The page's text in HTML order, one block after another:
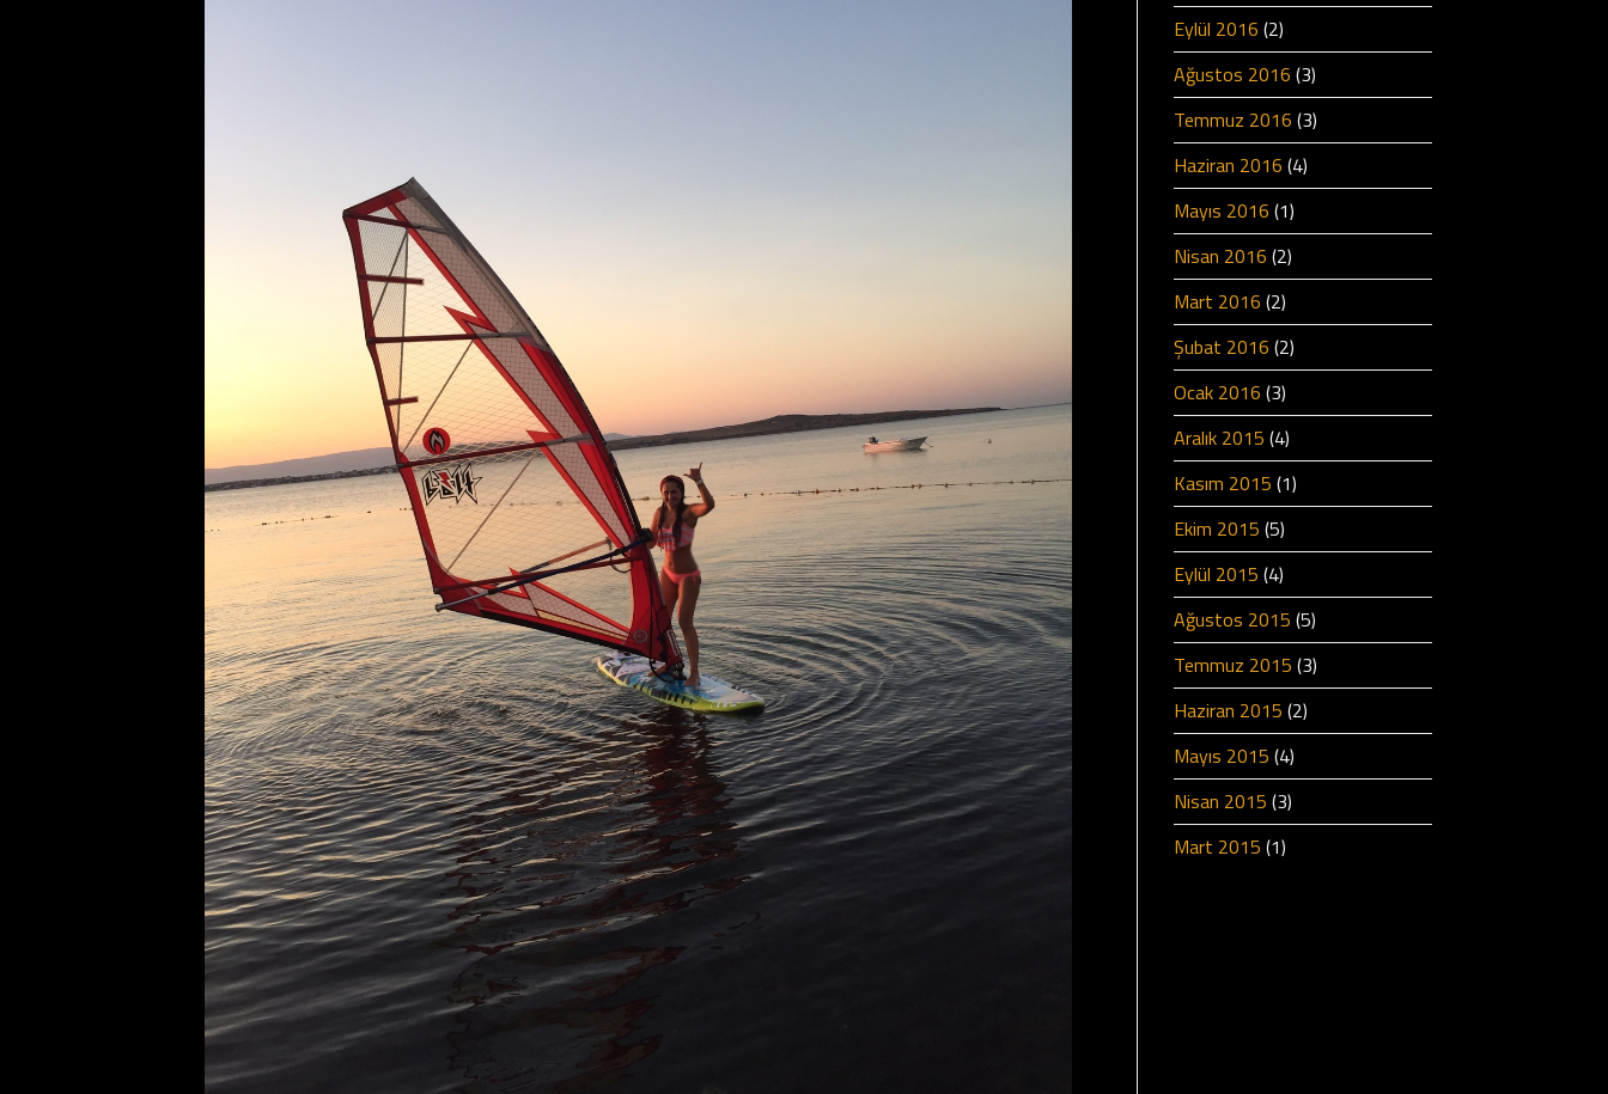
Eylül 2016 (2)
Ağustos 2016 (3)
Temmuz 2016 (3)
Haziran 2016 (4)
Mayıs 2016 (1)
Nisan 2016 (2)
Mart 2016 (2)
Şubat 2016 (2)
Ocak 2016 (3)
Aralık 2015 (4)
Kasım 2015 (1)
Ekim 2015 (5)
Eylül 2015 (4)
Ağustos 2015 (5)
Temmuz 2015 (3)
Haziran 2015 (2)
Mayıs 2015 (4)
Nisan 2015 (3)
Mart 2015 (1)